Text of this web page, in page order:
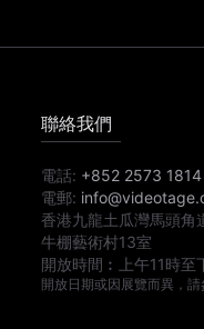
聯絡我們
電話: +852 2573 1814
電郵:
香港九龍土瓜灣馬頭角
牛棚藝術村13室
開放時間︰
上午11時至
開放日期或因展覽而異，